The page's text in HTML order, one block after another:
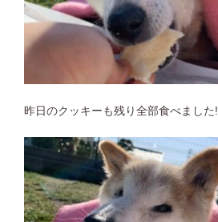
昨日のクッキーも残り全部食べました!